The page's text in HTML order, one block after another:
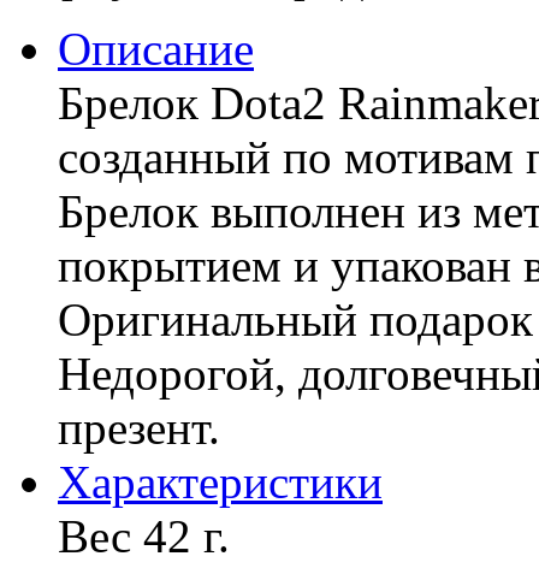
Описание
Брелок Dota2
созданный по мотивам
Брелок выполнен из
покрытием и упакован
Оригинальный
Недорогой,
презент.
Характериcтики
Вес 42 г.